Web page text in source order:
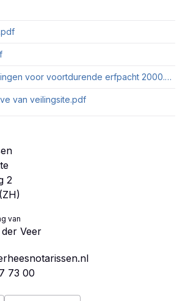
Algemene Bepalingen voor voortdurende erfpacht 2000.pdf
van veilingsite.pdf
2
van
Veer
73 00